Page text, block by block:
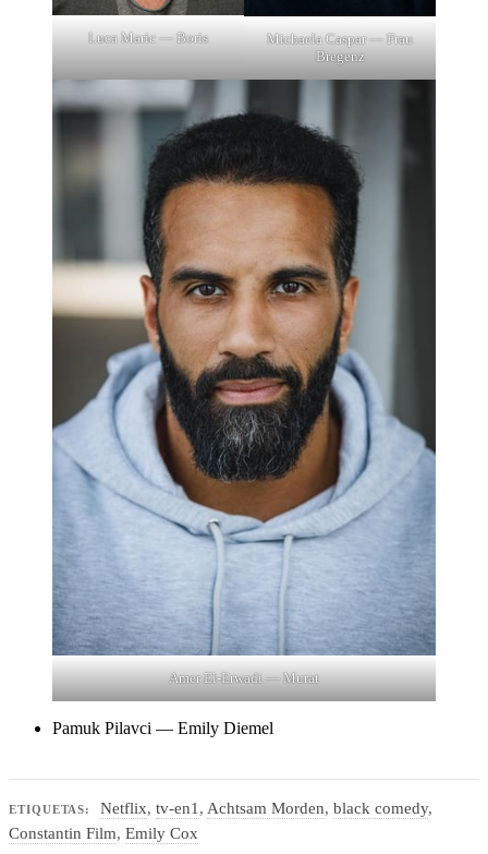
Luca Maric — Boris
Michaela Caspar — Frau
Bregenz
Amer El-Erwadi — Murat
Pamuk Pilavci — Emily Diemel
ETIQUETAS: Netflix, tv-en1 , Achtsam Morden, black comedy,
Constantin Film, Emily Cox